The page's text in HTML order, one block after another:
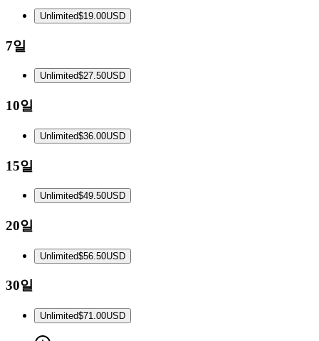
Unlimited$19.00USD
7일
Unlimited$27.50USD
10일
Unlimited$36.00USD
15일
Unlimited$49.50USD
20일
Unlimited$56.50USD
30일
Unlimited$71.00USD